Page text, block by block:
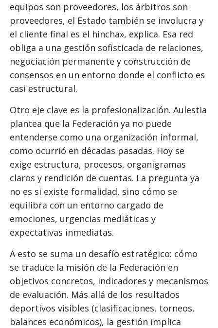
equipos son proveedores, los árbitros son
proveedores, el Estado también se involucra y
el cliente final es el hincha», explica. Esa red
obliga a una gestión sofisticada de relaciones,
negociación permanente y construcción de
consensos en un entorno donde el conflicto es
casi estructural.
Otro eje clave es la profesionalización. Aulestia
plantea que la Federación ya no puede
entenderse como una organización informal,
como ocurrió en décadas pasadas. Hoy se
exige estructura, procesos, organigramas
claros y rendición de cuentas. La pregunta ya
no es si existe formalidad, sino cómo se
equilibra con un entorno cargado de
emociones, urgencias mediáticas y
expectativas inmediatas.
A esto se suma un desafío estratégico: cómo
se traduce la misión de la Federación en
objetivos concretos, indicadores y mecanismos
de evaluación. Más allá de los resultados
deportivos visibles (clasificaciones, torneos,
balances económicos), la gestión implica